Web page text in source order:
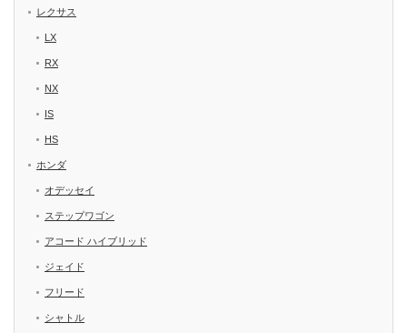
レクサス
LX
RX
NX
IS
HS
ホンダ
オデッセイ
ステップワゴン
アコード ハイブリッド
ジェイド
フリード
シャトル